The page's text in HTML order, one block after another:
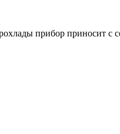
прибор приносит с